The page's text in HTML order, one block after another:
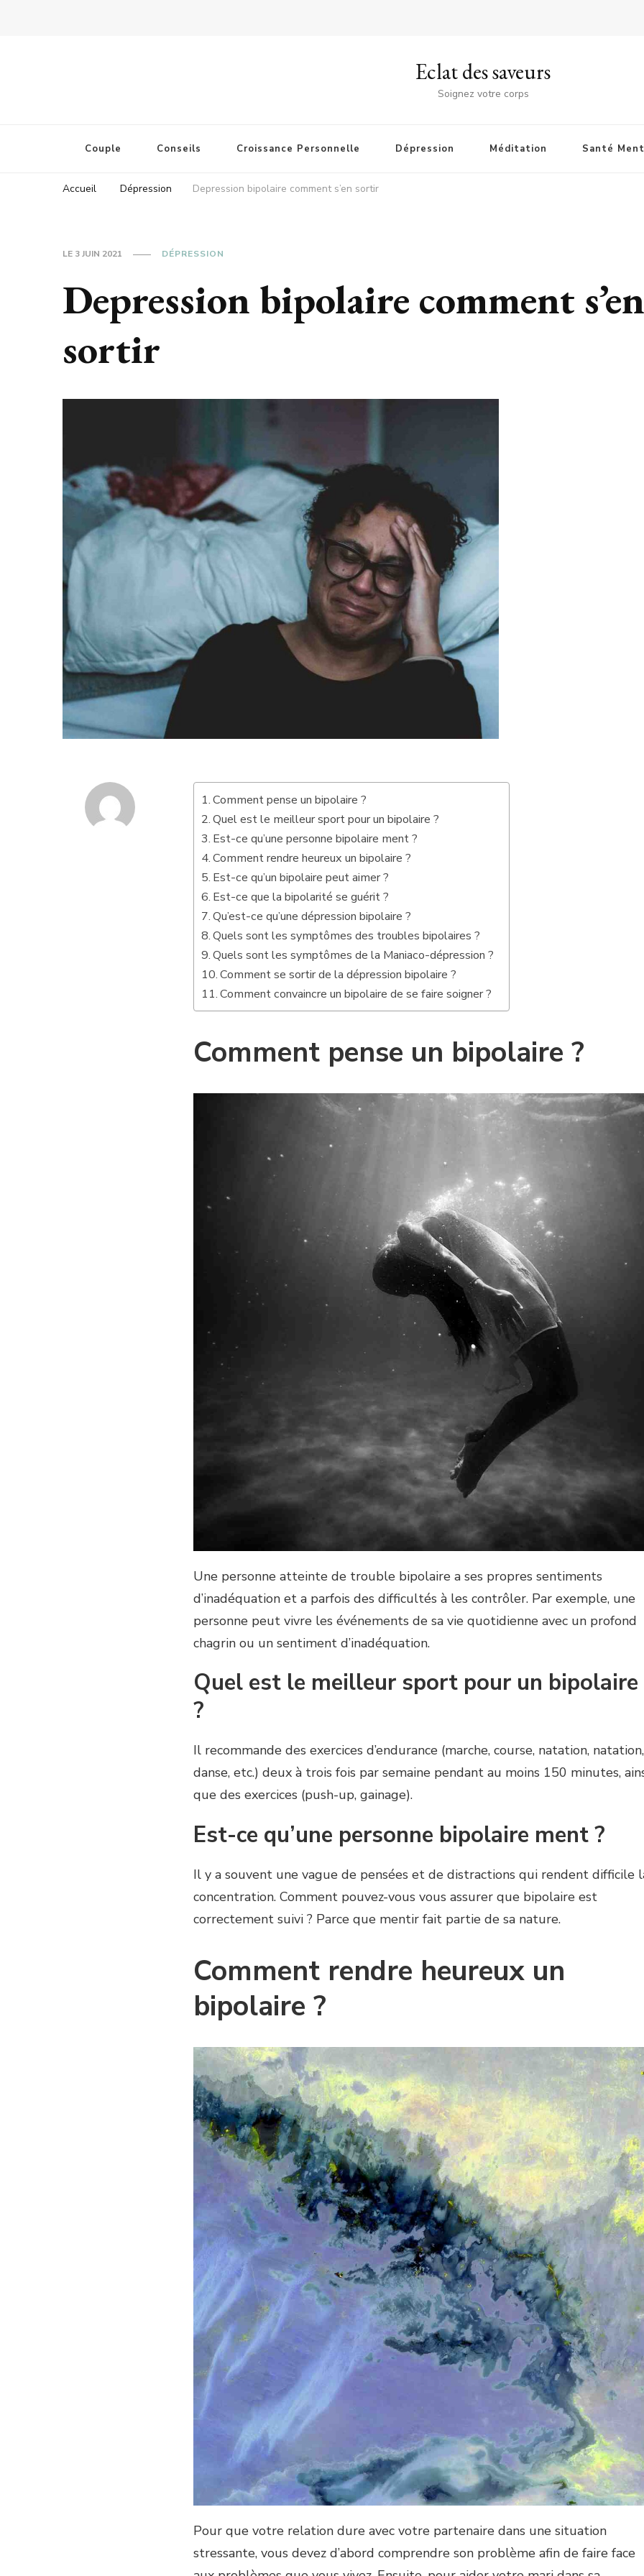
Eclat des saveurs
Soignez votre corps
Couple Conseils Croissance Personnelle Dépression Méditation Santé
Accueil Dépression Depression bipolaire comment s’en sortir
LE 3 JUIN 2021 DÉPRESSION
Depression bipolaire comment s’en
sortir
Comment pense un bipolaire ?
Quel est le meilleur sport pour un bipolaire ?
Est-ce qu’une personne bipolaire ment ?
Comment rendre heureux un bipolaire ?
Est-ce qu’un bipolaire peut aimer ?
Est-ce que la bipolarité se guérit ?
Qu’est-ce qu’une dépression bipolaire ?
Quels sont les symptômes des troubles bipolaires ?
Quels sont les symptômes de la Maniaco-dépression ?
Comment se sortir de la dépression bipolaire ?
Comment convaincre un bipolaire de se faire soigner ?
Comment pense un bipolaire ?
Une personne atteinte de trouble bipolaire a ses propres sentiments
d’inadéquation et a parfois des difficultés à les contrôler. Par exemple, une
personne peut vivre les événements de sa vie quotidienne avec un profond
chagrin ou un sentiment d’inadéquation.
Quel est le meilleur sport pour un bipolaire
?
Il recommande des exercices d’endurance (marche, course, natation, natation,
danse, etc.) deux à trois fois par semaine pendant au moins 150 minutes,
que des exercices (push-up, gainage).
Est-ce qu’une personne bipolaire ment ?
Il y a souvent une vague de pensées et de distractions qui rendent difficile
concentration. Comment pouvez-vous vous assurer que bipolaire est
correctement suivi ? Parce que mentir fait partie de sa nature.
Comment rendre heureux un
bipolaire ?
Pour que votre relation dure avec votre partenaire dans une situation
stressante, vous devez d’abord comprendre son problème afin de faire face